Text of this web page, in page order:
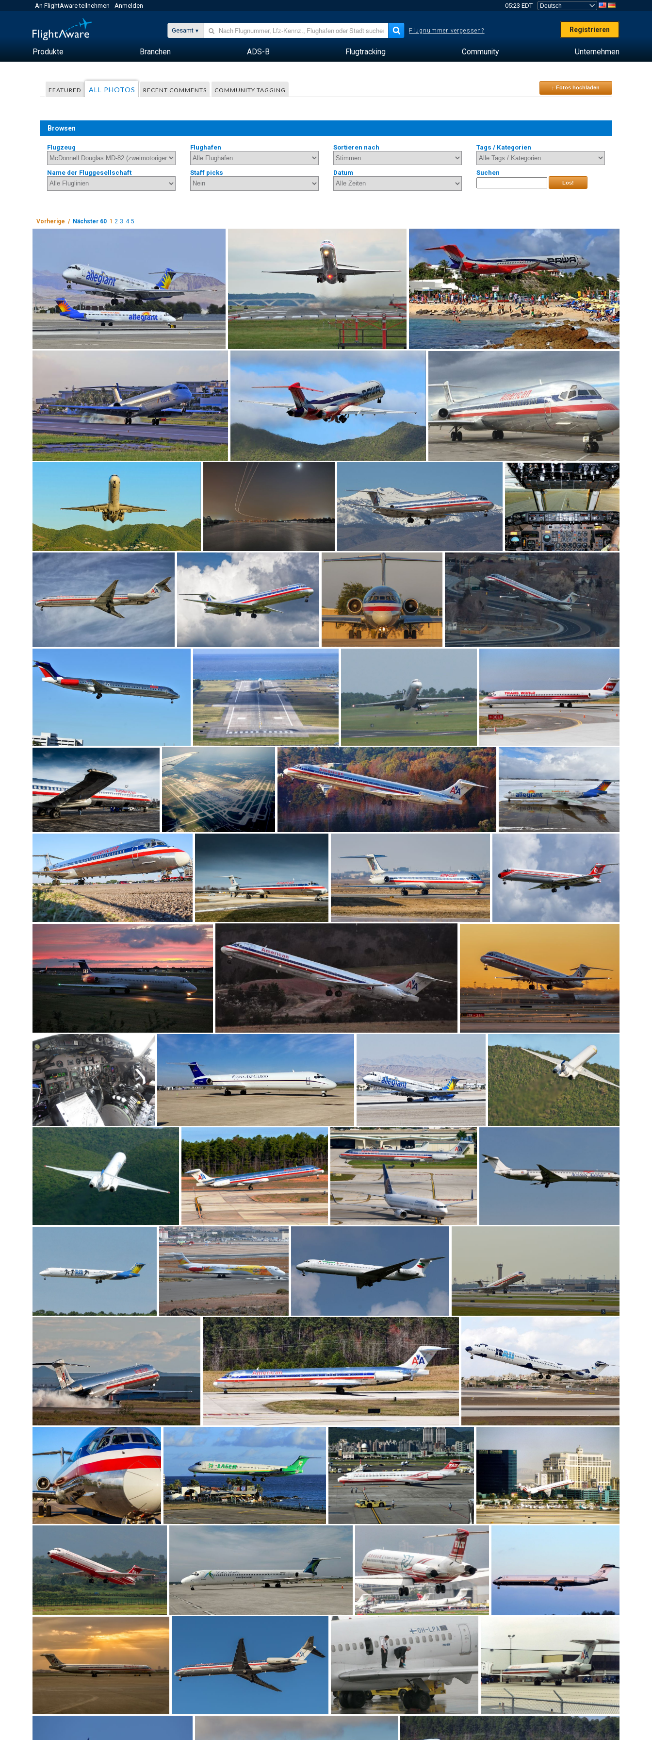
An FlightAware teilnehmen Anmelden 05:23 EDT
Gesamt Flugnummer vergessen? Registrieren
Produkte Branchen ADS-B Flugtracking Community Unternehmen
FEATURED ALL PHOTOS RECENT COMMENTS COMMUNITY TAGGING ↑ Fotos hochladen
Browsen
Flugzeug Flughafen Sortieren nach Tags / Kategorien
Name der Fluggesellschaft Staff picks Datum Suchen
Los!
Vorherige / Nächster 60 1 2 3 4 5